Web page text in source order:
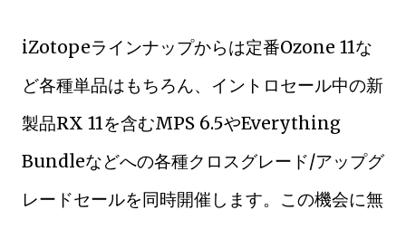
iZotopeラインナップからは定番Ozone 11な
ど各種単品はもちろん、イントロセール中の新
製品RX 11を含むMPS 6.5やEverything
Bundleなどへの各種クロスグレード/アップグ
レードセールを同時開催します。この機会に無